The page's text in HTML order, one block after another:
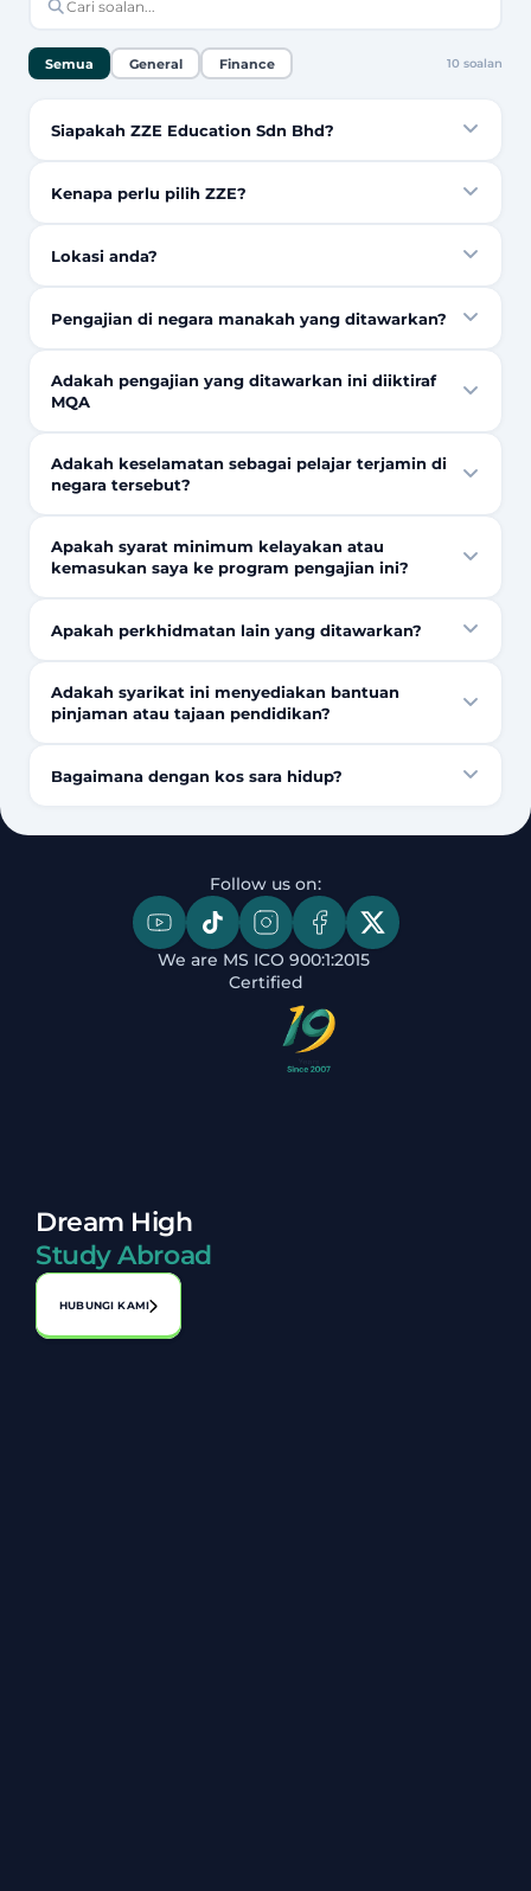
Semua General Finance 10 soalan
Siapakah ZZE Education Sdn Bhd?
Kenapa perlu pilih ZZE?
Lokasi anda?
Pengajian di negara manakah yang ditawarkan?
Adakah pengajian yang ditawarkan ini diiktiraf
MQA
Adakah keselamatan sebagai pelajar terjamin di
negara tersebut?
Apakah syarat minimum kelayakan atau
kemasukan saya ke program pengajian ini?
Apakah perkhidmatan lain yang ditawarkan?
Adakah syarikat ini menyediakan bantuan
pinjaman atau tajaan pendidikan?
Bagaimana dengan kos sara hidup?
Follow us on:
We are MS ICO 900:1:2015
Certified
Dream High
Study Abroad
HUBUNGI KAMI